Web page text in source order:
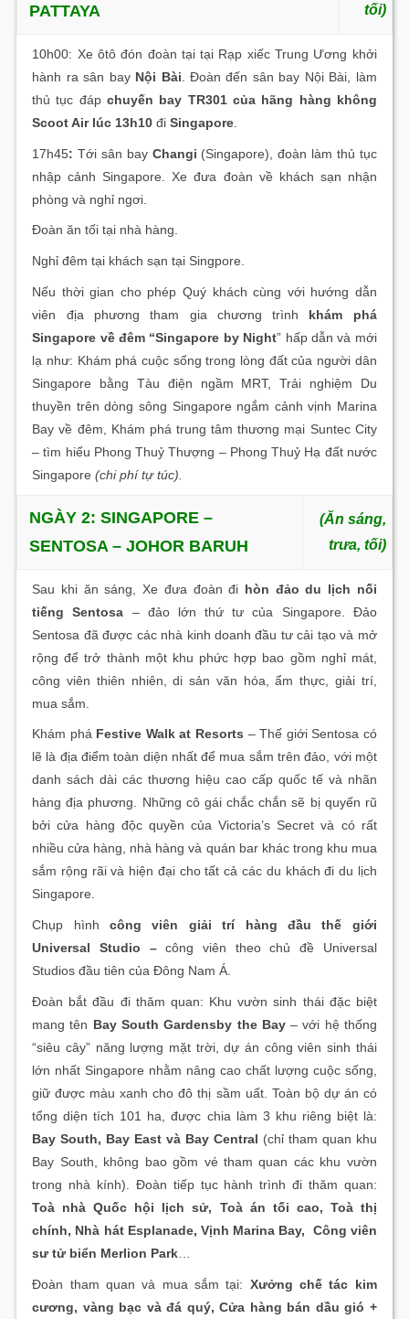
PATTAYA
tối)
10h00: Xe ôtô đón đoàn tại tại Rạp xiếc Trung Ương khởi
hành ra sân bay Nội Bài . Đoàn đến sân bay Nội Bài, làm
thủ tục đápchuyến bay TR301 của hãng hàng không
Scoot Air lúc 13h10điSingapore
17h45: Tới sân bay Changi (Singapore), đoàn làm thủ tục
nhập cảnh Singapore. Xe đưa đoàn về khách sạn nhận
phòng và nghỉ ngơi.
Đoàn ăn tối tại nhà hàng.
Nghỉ đêm tại khách sạn tại Singpore.
Nếu thời gian cho phép Quý khách cùng với hướng dẫn
viên địa phương tham gia chương trình khám phá
Singapore về đêm “Singapore by Night” hấp dẫn và mới
lạ như: Khám phá cuộc sống trong lòng đất của người dân
Singapore bằng Tàu điện ngầm MRT, Trải nghiệm Du
thuyền trên dòng sông Singapore ngắm cảnh vịnh Marina
Bay về đêm, Khám phá trung tâm thương mại Suntec City
– tìm hiểu Phong Thuỷ Thượng – Phong Thuỷ Hạ đất nước
Singapore(chi phí tự túc).
NGÀY 2: SINGAPORE –
SENTOSA – JOHOR BARUH
(Ăn sáng,
trưa, tối)
Sau khi ăn sáng, Xe đưa đoàn đi hòn đảo du lịch nối
tiếng Sentosa – đảo lớn thứ tư của Singapore. Đảo
Sentosa đã được các nhà kinh doanh đầu tư cải tạo và mở
rộng để trở thành một khu phức hợp bao gồm nghỉ mát,
công viên thiên nhiên, di sản văn hóa, ẩm thực, giải trí,
mua sắm.
Khám phá Festive Walk at Resorts – Thế giới Sentosa có
lẽ là địa điểm toàn diện nhất để mua sắm trên đảo, với một
danh sách dài các thương hiệu cao cấp quốc tế và nhãn
hàng địa phương. Những cô gái chắc chắn sẽ bị quyến rũ
bởi cửa hàng độc quyền của Victoria’s Secret và có rất
nhiều cửa hàng, nhà hàng và quán bar khác trong khu mua
sắm rộng rãi và hiện đại cho tất cả các du khách đi du lịch
Singapore.
Chụp hình công viên giải trí hàng đầu thế giới
Universal Studio –công viên theo chủ đề Universal
Studios đầu tiên của Đông Nam Á.
Đoàn bắt đầu đi thăm quan: Khu vườn sinh thái đặc biệt
mang tên Bay South Gardensby the Bay– với hệ thống
“siêu cây” năng lượng mặt trời, dự án công viên sinh thái
lớn nhất Singapore nhằm nâng cao chất lượng cuộc sống,
giữ được màu xanh cho đô thị sầm uất. Toàn bộ dự án có
tổng diện tích 101 ha, được chia làm 3 khu riêng biệt là:
Bay South, Bay East và Bay Central (chỉ tham quan khu
Bay South, không bao gồm vé tham quan các khu vườn
trong nhà kính). Đoàn tiếp tục hành trình đi thăm quan:
Toà nhà Quốc hội lịch sử, Toà án tối cao, Toà thị
chính, Nhà hát Esplanade, Vịnh Marina Bay, Công viên
sư tử biển Merlion Park
Đoàn tham quan và mua sắm tại: Xưởng chế tác kim
cương, vàng bạc và đá quý, Cửa hàng bán dầu gió +